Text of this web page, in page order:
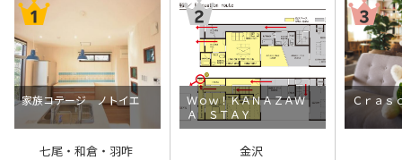
家族コテージ ノトイエ
七尾・和倉・羽咋
Ｗｏｗ！ＫＡＮＡＺＡＷ
Ａ ＳＴＡＹ
金沢
Ｃｒａ